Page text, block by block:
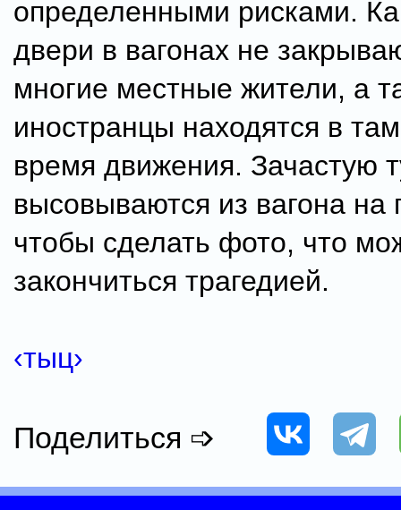
определенными рисками.
двери в вагонах не
многие местные жители, а
иностранцы находятся в
время движения. Зачастую
высовываются из вагона на
чтобы сделать фото, что
закончиться трагедией.
‹тыц›
Поделиться ➩